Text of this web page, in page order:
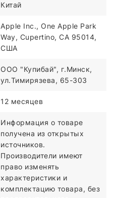
Китай
Apple Inc., One Apple Park
Way, Cupertino, CA 95014,
США
ООО "Купибай", г.Минск,
ул.Тимирязева, 65-303
12 месяцев
Информация о товаре
получена из открытых
источников.
Производители имеют
право изменять
характеристики и
комплектацию товара, без